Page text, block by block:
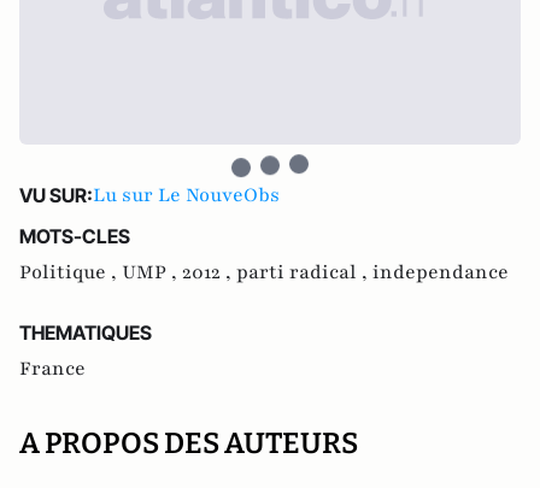
VU SUR:Lu sur Le NouveObs
MOTS-CLES
Politique , UMP , 2012 , parti radical , independance
THEMATIQUES
France
A PROPOS DES AUTEURS